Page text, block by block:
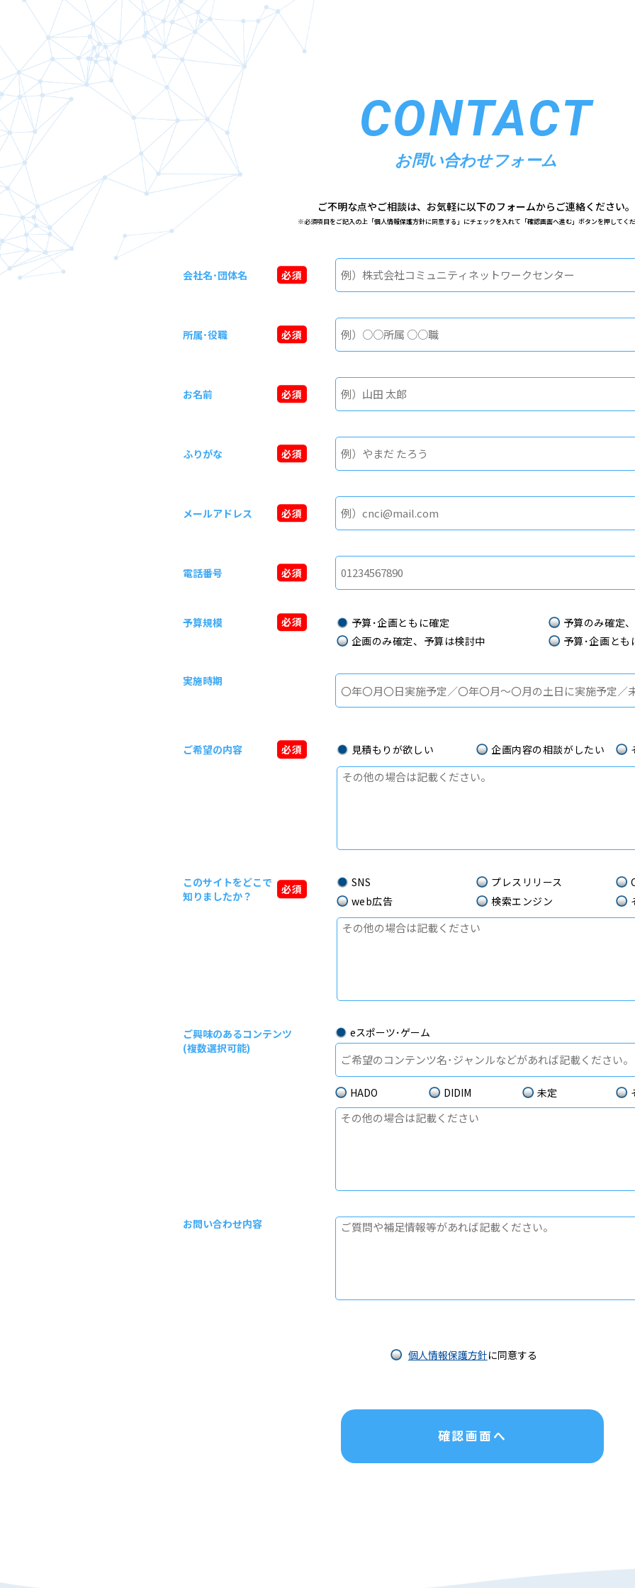
CONTACT
お問い合わせフォーム
ご不明な点やご相談は、 お気軽に以下のフォームからご連絡ください。
※必須項目をご記入の上「個人情報保護方針に同意する」にチェックを入れて「確認画面へ進む」ボタンを押してく
会社名･団体名 必須
所属･役職 必須
お名前 必須
ふりがな 必須
メールアドレス 必須
電話番号 必須
予算規模 必須 予算･企画ともに確定
予算のみ確定
企画のみ確定、予算は検討中
予算･企画と
実施時期
ご希望の内容 必須 見積もりが欲しい 企画内容の相談がしたい
このサイトをどこで
知りましたか？
必須 SNS プレスリリース
web広告
検索エンジン
ご興味のあるコンテンツ
(複数選択可能)
eスポーツ･ゲーム
HADO DIDIM 未定
お問い合わせ内容
個人情報保護方針に同意する